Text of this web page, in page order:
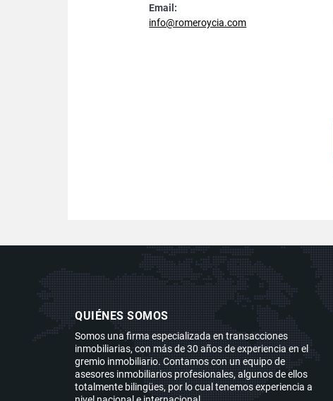
Email:
info@romeroycia.com
QUIÉNES SOMOS
Somos una firma especializada en transacciones
inmobiliarias, con más de 30 años de experiencia en el
gremio inmobiliario. Contamos con un equipo de
asesores inmobiliarios profesionales, algunos de ellos
totalmente bilingües, por lo cual tenemos experiencia a